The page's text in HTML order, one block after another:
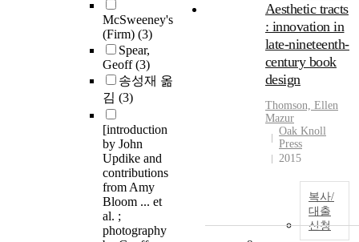
McSweeney's
(Firm) (3)
Spear,
Geoff(3)
송성재 옮
김 (3)
[introduction
by John
Updike and
contributions
from Amy
Bloom ... et
al. ;
photography
Aesthetic tracts
: innovation in
late-nineteenth-
century book
design
Thomson, Ellen
Mazur
Oak Knoll
Press
2015
복사/
대출
신청